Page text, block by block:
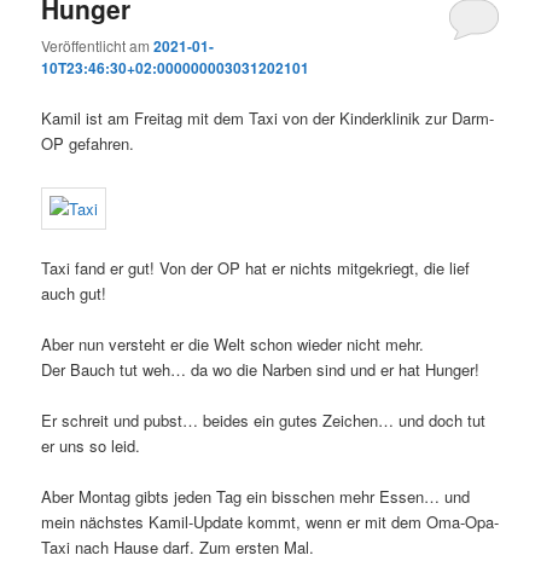
Hunger
Veröffentlicht am2021-01-
10T23:46:30+02:000000003031202101
Kamil ist am Freitag mit dem Taxi von der Kinderklinik zur Darm-
OP gefahren.
Taxi fand er gut! Von der OP hat er nichts mitgekriegt, die lief
auch gut!
Aber nun versteht er die Welt schon wieder nicht mehr.
Der Bauch tut weh… da wo die Narben sind und er hat Hunger!
Er schreit und pubst… beides ein gutes Zeichen… und doch tut
er uns so leid.
Aber Montag gibts jeden Tag ein bisschen mehr Essen… und
mein nächstes Kamil-Update kommt, wenn er mit dem Oma-Opa-
Taxi nach Hause darf. Zum ersten Mal.